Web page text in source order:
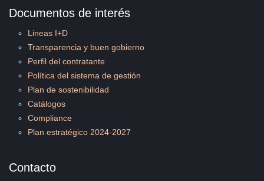
Documentos de interés
Lineas I+D
Transparencia y buen gobierno
Perfil del contratante
Política del sistema de gestión
Plan de sostenibilidad
Catálogos
Compliance
Plan estratégico 2024-2027
Contacto